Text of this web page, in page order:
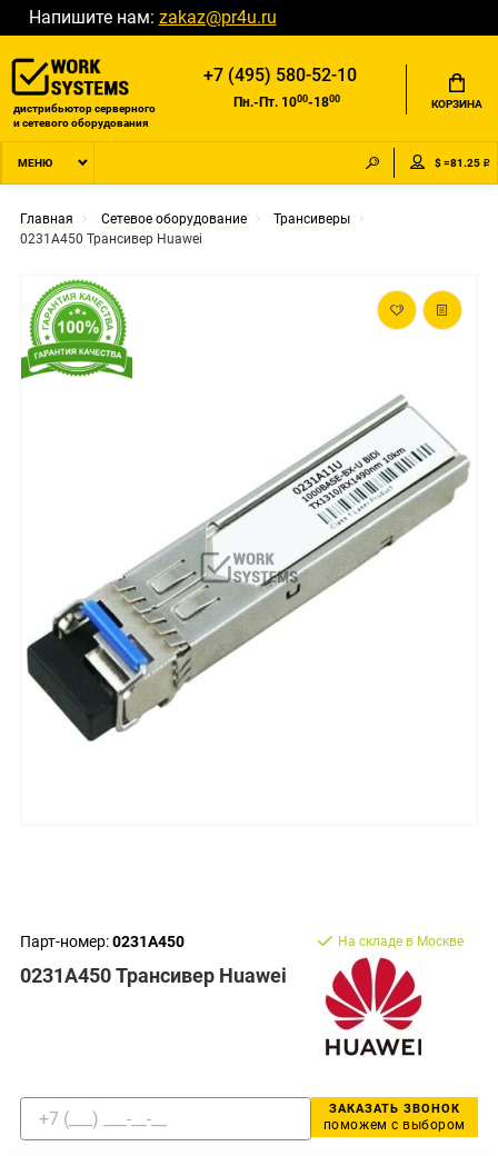
Напишите нам: zakaz@pr4u.ru
дистрибьютор серверного
и сетевого оборудования
+7 (495) 580-52-10
Пн.-Пт. 1000-1800 КОРЗИНА
МЕНЮ $ =81.25 ₽
Главная Сетевое оборудование
Трансиверы
0231A450 Трансивер Huawei
Парт-номер:0231A450
0231A450 Трансивер Huawei
На складе в Москве
ЗАКАЗАТЬ ЗВОНОК
поможем с выбором